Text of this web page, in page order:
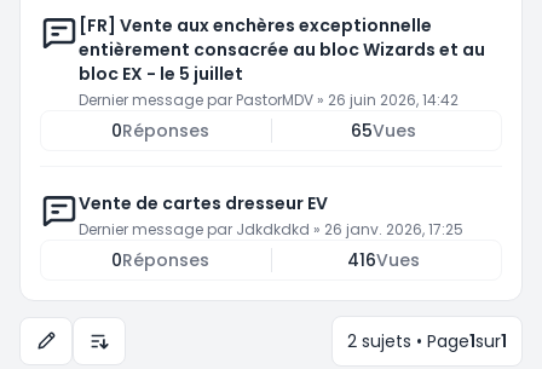
[FR] Vente aux enchères exceptionnelle
entièrement consacrée au bloc Wizards et au
bloc EX - le 5 juillet
Dernier message par PastorMDV » 26 juin 2026, 14:42
0Réponses 65Vues
Vente de cartes dresseur EV
Dernier message par Jdkdkdkd » 26 janv. 2026, 17:25
0Réponses 416Vues
Options d’affichage et de tri 2 sujets • Page1sur1